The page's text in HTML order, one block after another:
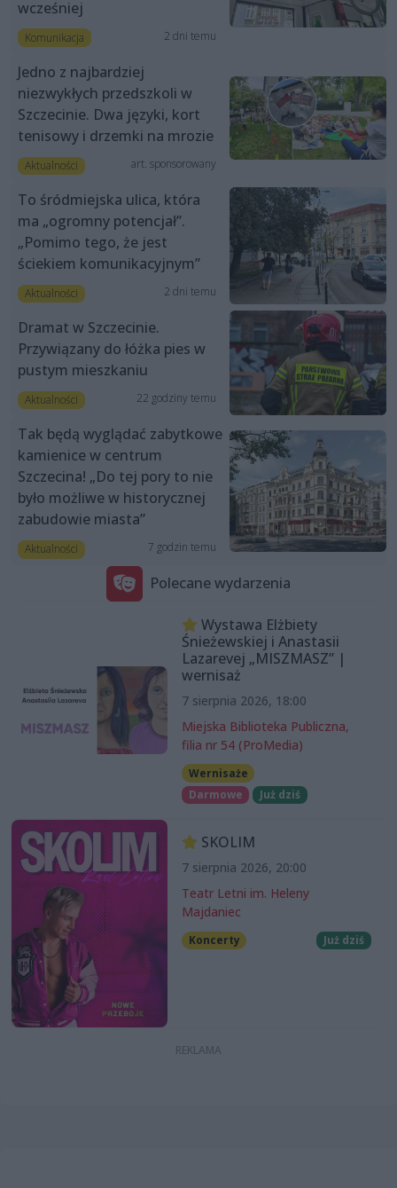
wcześniej
Komunikacja 2 dni temu
Jedno z najbardziej
niezwykłych przedszkoli w
Szczecinie. Dwa języki, kort
tenisowy i drzemki na mrozie
Aktualności art. sponsorowany
To śródmiejska ulica, która
ma „ogromny potencjał”.
„Pomimo tego, że jest
ściekiem komunikacyjnym”
Aktualności 2 dni temu
Dramat w Szczecinie.
Przywiązany do łóżka pies w
pustym mieszkaniu
Aktualności 22 godziny temu
Tak będą wyglądać zabytkowe
kamienice w centrum
Szczecina! „Do tej pory to nie
było możliwe w historycznej
zabudowie miasta”
Aktualności 7 godzin temu
Polecane wydarzenia
Wystawa Elżbiety
Śnieżewskiej i Anastasii
Lazarevej „MISZMASZ” |
wernisaż
7 sierpnia 2026, 18:00
Miejska Biblioteka Publiczna,
filia nr 54 (ProMedia)
Wernisaże
Darmowe
Już dziś
SKOLIM
7 sierpnia 2026, 20:00
Teatr Letni im. Heleny
Majdaniec
Koncerty Już dziś